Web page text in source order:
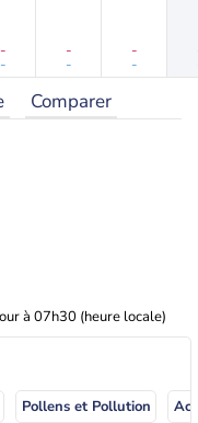
-
-
-
-
-
-
Comparer
à 07h30 (heure locale)
Pollens et Pollution